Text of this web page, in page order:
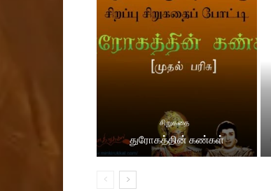
சிறுகதை
துரோகத்தின் கண்கள்